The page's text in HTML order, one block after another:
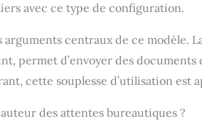
avec ce type de configuration.
centraux de ce modèle.
permet d’envoyer des
cette souplesse d’utilisation est
des attentes bureautiques ?